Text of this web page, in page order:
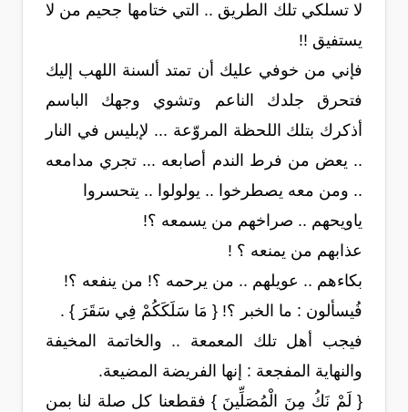
لا تسلكي تلك الطريق .. التي ختامها جحيم من لا
يستفيق !!
فإني من خوفي عليك أن تمتد ألسنة اللهب إليك
فتحرق جلدك الناعم وتشوي وجهك الباسم
أذكرك بتلك اللحظة المروّعة ... لإبليس في النار
.. يعض من فرط الندم أصابعه ... تجري مدامعه
.. ومن معه يصطرخوا .. يولولوا .. يتحسروا
ياويحهم .. صراخهم من يسمعه ؟!
عذابهم من يمنعه ؟ !
بكاءهم .. عويلهم .. من يرحمه ؟! من ينفعه ؟!
فُيسألون : ما الخبر ؟! { مَا سَلَكَكُمْ فِي سَقَرَ } .
فيجب أهل تلك المعمعة .. والخاتمة المخيفة
والنهاية المفجعة : إنها الفريضة المضيعة.
{ لَمْ نَكُ مِنَ الْمُصَلِّينَ } فقطعنا كل صلة لنا بمن